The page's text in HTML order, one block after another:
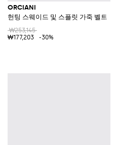
ORCIANI
헌팅 스웨이드 및 스플릿 가죽 벨트
₩253,145
₩177,203
-30%